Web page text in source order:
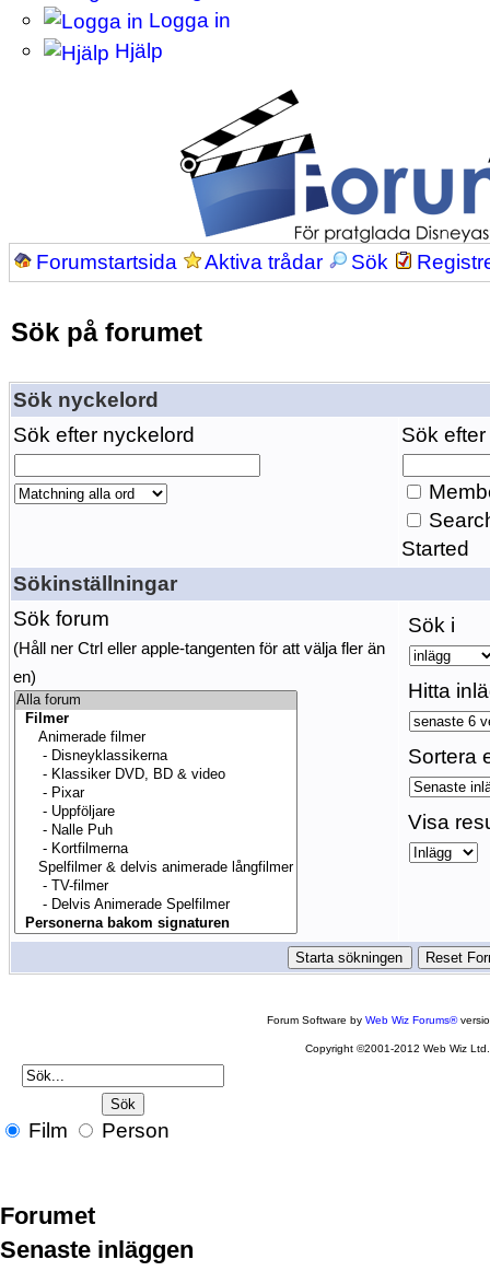
Logga in
Hjälp
Forumstartsida Aktiva trådar Sök
Sök på forumet
Sök nyckelord
Sök efter nyckelord
Sök
Started
Sökinställningar
Sök forum
(Håll ner Ctrl eller apple-tangenten för att välja fler än
en)
Sök i
Hitta
Sortera
Visa
Forum Software byWeb Wiz Forums®
Copyright ©2001-2012 Web Wiz Ltd.
Film Person
Forumet
Senaste inläggen